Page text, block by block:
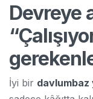
Devreye
İyi bir davlumbaz